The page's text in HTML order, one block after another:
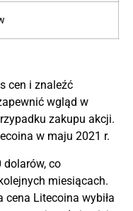
cen i znaleźć
wgląd w
zakupu akcji.
w maju 2021 r.
dolarów, co
miesiącach.
Litecoina wybiła